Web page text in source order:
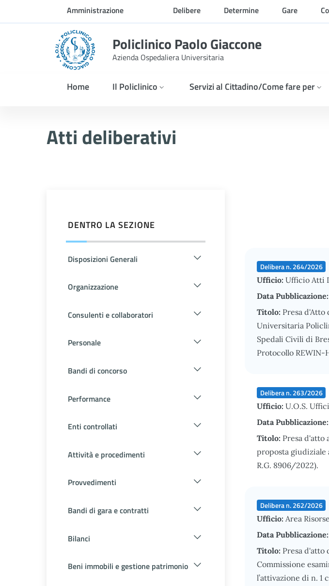
Skip to Main ContentAmministrazione
trasparente
Delibere Determine Gare
Policlinico Paolo Giaccone
Azienda Ospedaliera Universitaria
Home Il Policlinico Servizi al Cittadino/Come fare per
Atti deliberativi
DENTRO LA SEZIONE
Disposizioni Generali
Organizzazione
Consulenti e collaboratori
Personale
Bandi di concorso
Performance
Enti controllati
Attività e procedimenti
Provvedimenti
Bandi di gara e contratti
Bilanci
Beni immobili e gestione patrimonio
Delibera n. 264/2026
Ufficio: Ufficio Atti
Data Pubblicazione:
Titolo: Presa
Universitaria
Spedali Civili di
Protocollo REWIN-
Delibera n. 263/2026
Ufficio: U.O.S.
Data Pubblicazione:
Titolo: Presa d'atto
proposta giudiziale
R.G. 8906/2022).
Delibera n. 262/2026
Ufficio: Area
Data Pubblicazione:
Titolo: Presa
Commissione
l’attivazione di n. 1